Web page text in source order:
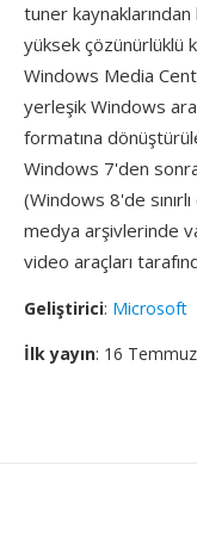
tuner
yüksek çözünürlüklü
Windows Media
yerleşik Windows
formatına
Windows 7'den sonra
(Windows 8'de
medya arşivlerinde
video araçları
Geliştirici: Microsoft
İlk yayın: 16